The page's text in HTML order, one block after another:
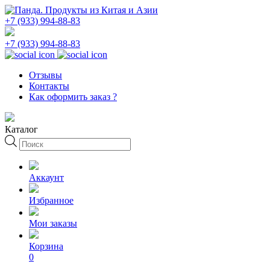
+7 (933) 994-88-83
+7 (933) 994-88-83
Отзывы
Контакты
Как оформить заказ ?
Каталог
Поиск
товаров
Аккаунт
Избранное
Мои заказы
Корзина
0